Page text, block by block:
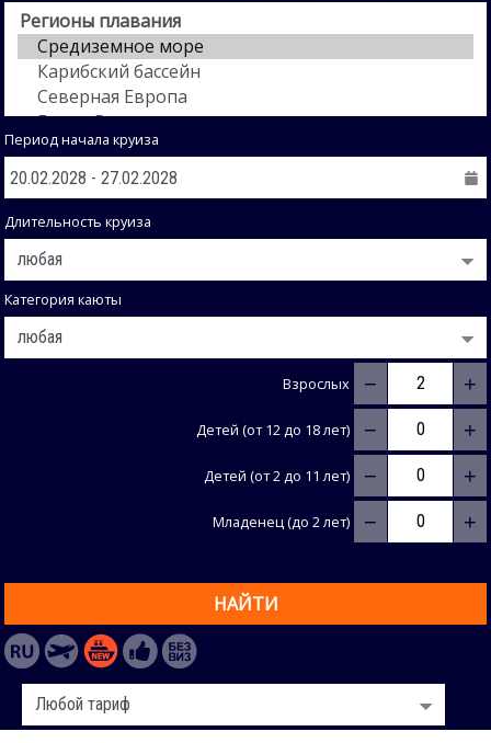
Период начала круиза
Длительность круиза
Категория каюты
Взрослых − +
Детей (от 12 до 18 лет) − +
Детей (от 2 до 11 лет) − +
Младенец (до 2 лет) − +
НАЙТИ